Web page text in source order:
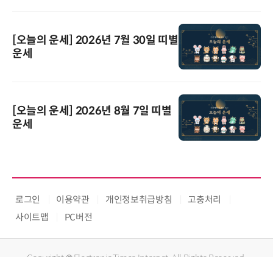
[오늘의 운세] 2026년 7월 30일 띠별
운세
[오늘의 운세] 2026년 8월 7일 띠별
운세
로그인 이용약관 개인정보취급방침
고충처리
사이트맵
PC버전